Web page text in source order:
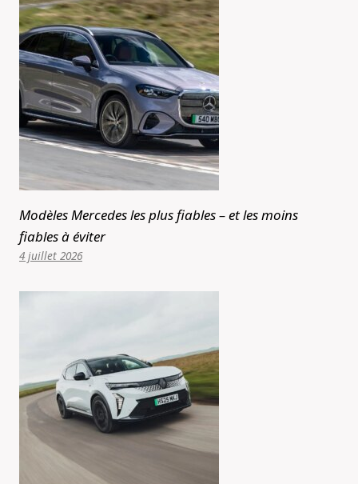
Modèles Mercedes les plus fiables – et les moins
fiables à éviter
4 juillet 2026